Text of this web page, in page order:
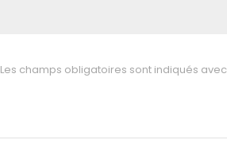
Les champs obligatoires sont indiqués avec